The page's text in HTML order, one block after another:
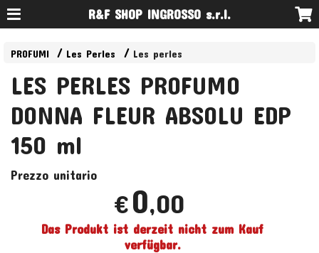
R&F SHOP INGROSSO s.r.l.
PROFUMI Les Perles Les perles
LES PERLES PROFUMO
DONNA FLEUR ABSOLU EDP
150 ml
Prezzo unitario
€0,00
Das Produkt ist derzeit nicht zum Kauf
verfügbar.